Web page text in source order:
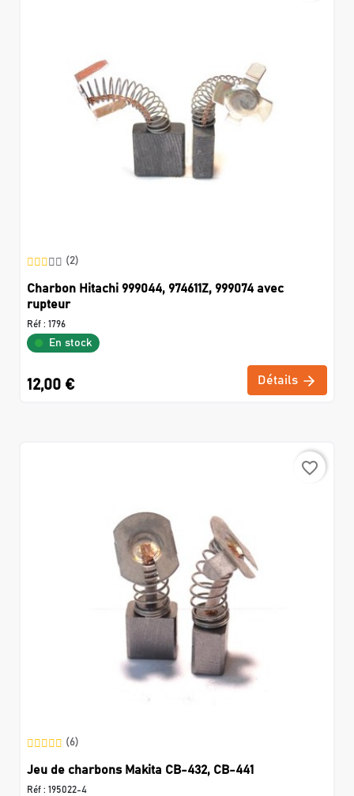
(2)
Charbon Hitachi 999044, 974611Z, 999074 avec
rupteur
Réf : 1796
En stock
12,00 € Détails
favorite_border
(6)
Jeu de charbons Makita CB-432, CB-441
Réf : 195022-4